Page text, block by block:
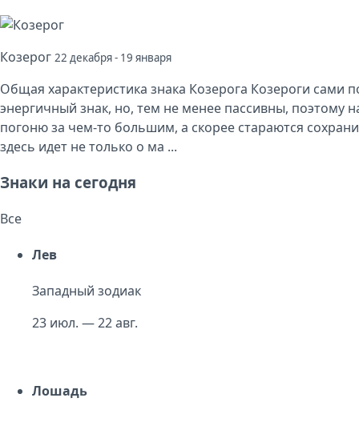
Козерог 22 декабря - 19 января
Общая характеристика знака Козерога Козероги сами
энергичный знак, но, тем не менее пассивны, поэтому
погоню за чем-то большим, а скорее стараются
здесь идет не только о ма ...
Знаки на сегодня
Все
Лев
Западный зодиак
23 июл. — 22 авг.
Лошадь